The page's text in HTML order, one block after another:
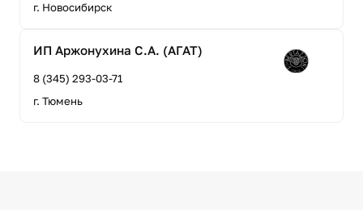
г. Новосибирск
ИП Аржонухина С.А. (АГАТ)
8 (345) 293-03-71
г. Тюмень